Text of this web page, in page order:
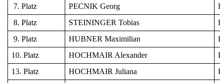
7. Platz
PECNIK Georg
8. Platz
STEININGER Tobias
9. Platz
HUBNER Maximilian
10. Platz
HOCHMAIR Alexander
13. Platz
HOCHMAIR Juliana